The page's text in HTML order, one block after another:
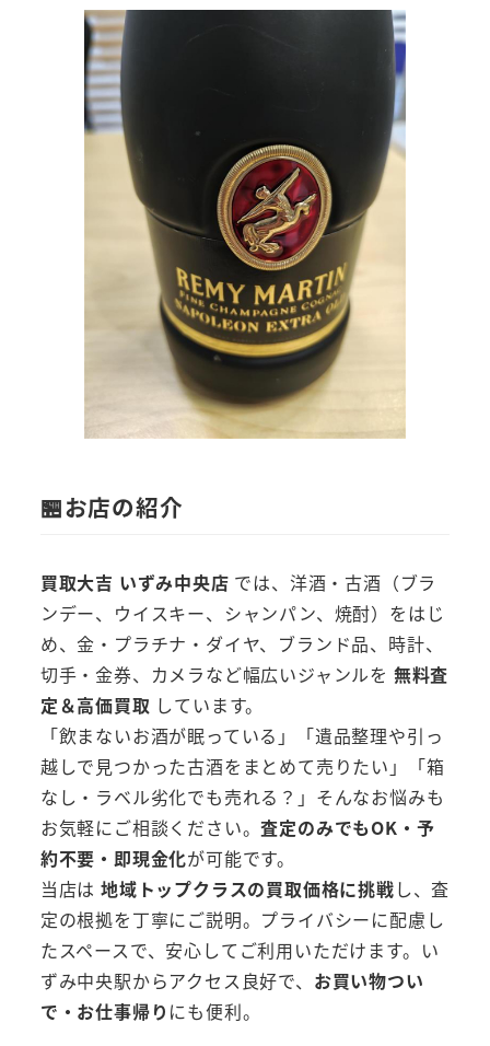
🏪お店の紹介
買取大吉 いずみ中央店 では、洋酒・古酒（ブラ
ンデー、ウイスキー、シャンパン、焼酎）をはじ
め、金・プラチナ・ダイヤ、ブランド品、時計、
切手・金券、カメラなど幅広いジャンルを 無料査
定＆高価買取 しています。
「飲まないお酒が眠っている」「遺品整理や引っ
越しで見つかった古酒をまとめて売りたい」「箱
なし・ラベル劣化でも売れる？」そんなお悩みも
お気軽にご相談ください。査定のみでもOK・予
約不要・即現金化が可能です。
当店は 地域トップクラスの買取価格に挑戦し、査
定の根拠を丁寧にご説明。プライバシーに配慮し
たスペースで、安心してご利用いただけます。い
ずみ中央駅からアクセス良好で、 お買い物つい
で・お仕事帰り にも便利。